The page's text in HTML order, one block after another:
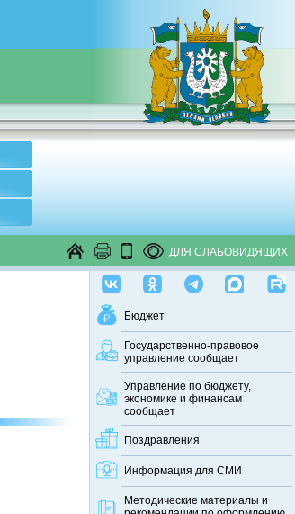
ДЛЯ СЛАБОВИДЯЩИХ
Бюджет
Государственно-правовое
управление сообщает
Управление по бюджету,
экономике и финансам
сообщает
Поздравления
Информация для СМИ
Методические материалы и